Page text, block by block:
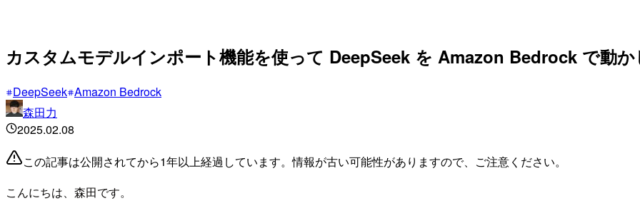
カスタムモデルインポート機能を使って DeepSeek を Amazon Bedrock で動か
DeepSeek Amazon Bedrock
森田力
2025.02.08
この記事は公開されてから1年以上経過しています。情報が古い可能性がありますので、ご注意ください。
こんにちは、森田です。